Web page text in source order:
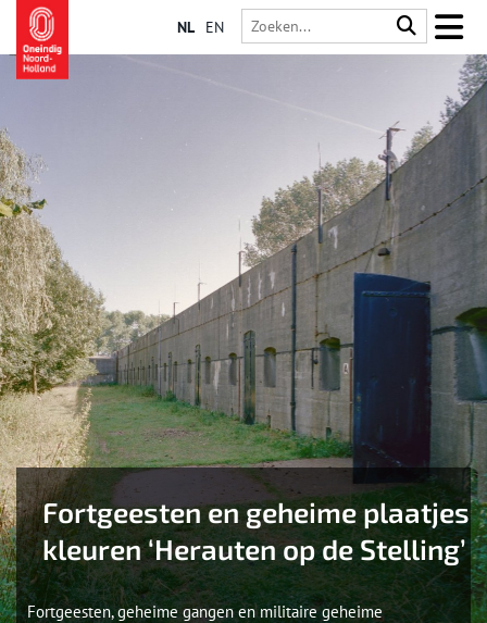
NL EN
Fortgeesten en geheime plaatjes
kleuren ‘Herauten op de Stelling’
Fortgeesten, geheime gangen en militaire geheime